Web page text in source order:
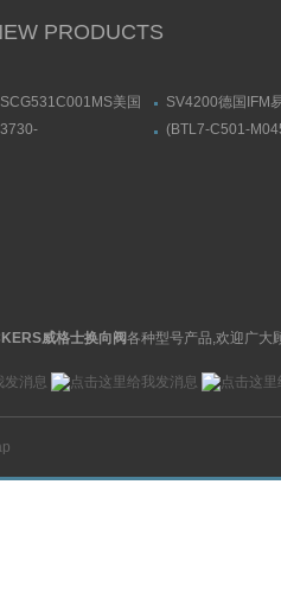
PRODUCTS
SCG531C001MS美国
ASCO阿斯卡电磁阀有货
SV4200德国IFM
流量传感器带显
3730-
(BTL7-C501-
威格士换向阀各种型号产品,欢迎广大